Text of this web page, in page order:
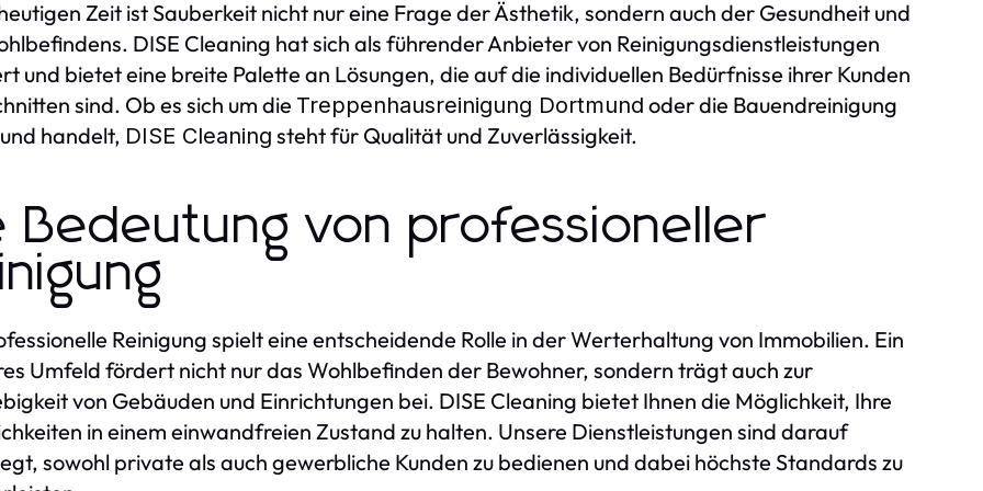
Zeit ist Sauberkeit nicht nur eine Frage der Ästhetik, sondern auch der Gesundheit und
DISE Cleaning hat sich als führender Anbieter von Reinigungsdienstleistungen
und bietet eine breite Palette an Lösungen, die auf die individuellen Bedürfnisse ihrer Kunden
sind. Ob es sich um die Treppenhausreinigung Dortmund oder die Bauendreinigung
handelt, DISE Cleaning steht für Qualität und Zuverlässigkeit.
Bedeutung von professioneller
Reinigung spielt eine entscheidende Rolle in der Werterhaltung von Immobilien. Ein
Umfeld fördert nicht nur das Wohlbefinden der Bewohner, sondern trägt auch zur
von Gebäuden und Einrichtungen bei. DISE Cleaning bietet Ihnen die Möglichkeit, Ihre
in einem einwandfreien Zustand zu halten. Unsere Dienstleistungen sind darauf
sowohl private als auch gewerbliche Kunden zu bedienen und dabei höchste Standards zu